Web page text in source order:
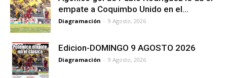
empate a Coquimbo Unido en el...
Diagramación - 9 Agosto, 2026
Edicion-DOMINGO 9 AGOSTO 2026
Diagramación - 9 Agosto, 2026